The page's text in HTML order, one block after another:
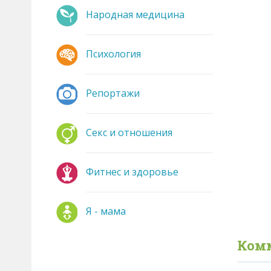
Народная медицина
Психология
Репортажи
Секс и отношения
Фитнес и здоровье
Я - мама